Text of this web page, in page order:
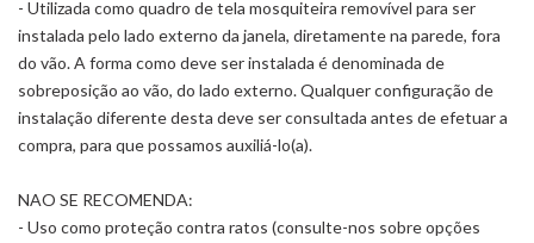
- Utilizada como quadro de tela mosquiteira removível para ser
instalada pelo lado externo da janela, diretamente na parede, fora
do vão. A forma como deve ser instalada é denominada de
sobreposição ao vão, do lado externo. Qualquer configuração de
instalação diferente desta deve ser consultada antes de efetuar a
compra, para que possamos auxiliá-lo(a).
NAO SE RECOMENDA:
- Uso como proteção contra ratos (consulte-nos sobre opções